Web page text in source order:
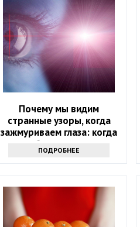
Почему мы видим
странные узоры, когда
зажмуриваем глаза: когда
стоит обратиться к врачу
ПОДРОБНЕЕ